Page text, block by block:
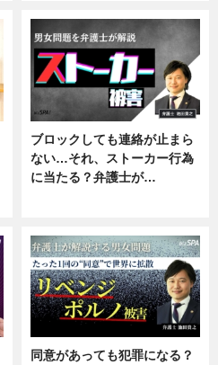
ブロックしても連絡が止まら
ない…それ、ストーカー行為
に当たる？弁護士が…
同意があっても犯罪になる？